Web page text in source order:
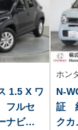
1.5 X ワ
フルセ
ナビ
ホン
N-
証
ク